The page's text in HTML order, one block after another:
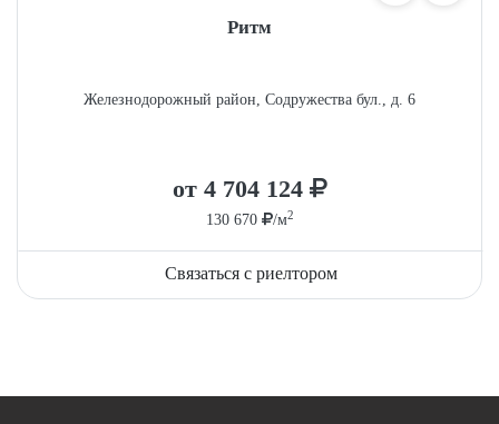
Ритм
Железнодорожный район, Содружества бул., д. 6
от 4 704 124
130 670 /м2
Связаться с риелтором